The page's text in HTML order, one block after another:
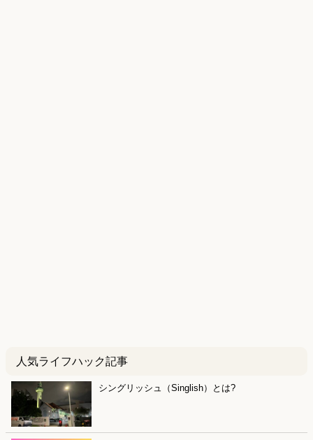
人気ライフハック記事
シングリッシュ（Singlish）とは?